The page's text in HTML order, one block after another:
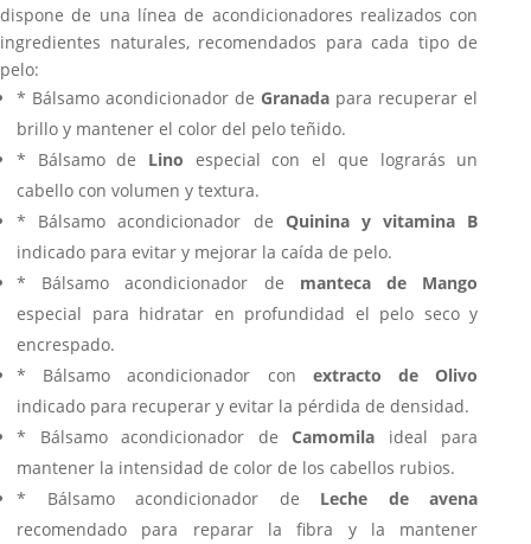
dispone de una línea de acondicionadores realizados con
ingredientes naturales, recomendados para cada tipo de
pelo:
* Bálsamo acondicionador deGranada para recuperar el
brillo y mantener el color del pelo teñido.
* Bálsamo de Lino especial con el que lograrás un
cabello con volumen y textura.
* Bálsamo acondicionador de Quinina y vitamina B
indicado para evitar y mejorar la caída de pelo.
* Bálsamo acondicionador de manteca de Mango
especial para hidratar en profundidad el pelo seco y
encrespado.
* Bálsamo acondicionador con extracto de
Olivo
indicado para recuperar y evitar la pérdida de densidad.
* Bálsamo acondicionador deCamomila ideal para
mantener la intensidad de color de los cabellos rubios.
* Bálsamo acondicionador de Leche de avena
recomendado para reparar la fibra y la mantener